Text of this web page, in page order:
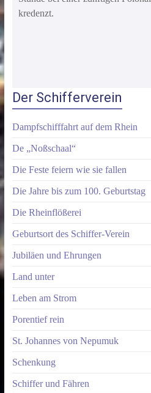
kredenzt.
Der Schifferverein
Dampfschifffahrt auf dem Rhein
De „Noßschaal“
Die Feste feiern wie sie fallen
Die Jahre bis zum 100. Geburtstag
Die Rheinflößerei
Geburtsort des Schiffer-Verein
Jubiläen und Ehrungen
Land unter
Leben am Strom
Porentief rein
St. Johannes von Nepumuk
Schenkung
Schiffer und Fähren